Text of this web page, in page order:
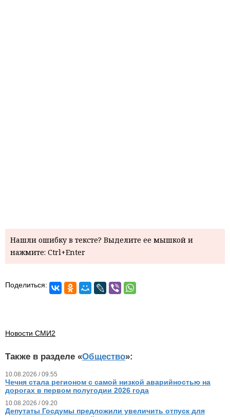
Нашли ошибку в тексте? Выделите ее мышкой и
нажмите: Ctrl+Enter
Поделиться:
Новости СМИ2
Также в разделе «Общество»:
10.08.2026 / 09.55
Чечня стала регионом с самой низкой аварийностью на
дорогах в первом полугодии 2026 года
10.08.2026 / 09.20
Депутаты Госдумы предложили увеличить отпуск для